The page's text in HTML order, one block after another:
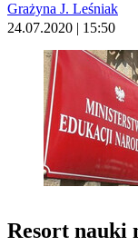
Grażyna J. Leśniak
24.07.2020 | 15:50
Resort nauki